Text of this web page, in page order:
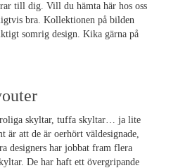
till dig. Vill du hämta här hos oss
bra. Kollektionen på bilden
somrig design. Kika gärna på
roliga skyltar, tuffa skyltar… ja lite
är att de är oerhört väldesignade,
designers har jobbat fram flera
De har haft ett övergripande